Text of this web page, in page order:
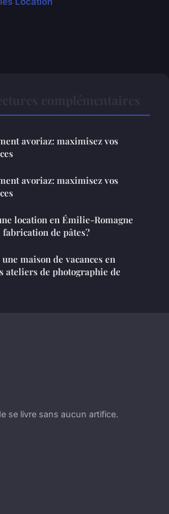
avoriaz: maximisez vos
avoriaz: maximisez vos
location en Émilie-Romagne
fabrication de pâtes?
maison de vacances en
ateliers de photographie de
se livre sans aucun artifice.